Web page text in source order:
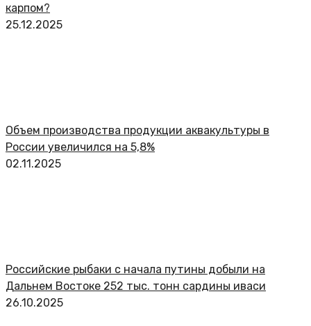
карпом?
25.12.2025
Объем производства продукции аквакультуры в
России увеличился на 5,8%
02.11.2025
Российские рыбаки с начала путины добыли на
Дальнем Востоке 252 тыс. тонн сардины иваси
26.10.2025